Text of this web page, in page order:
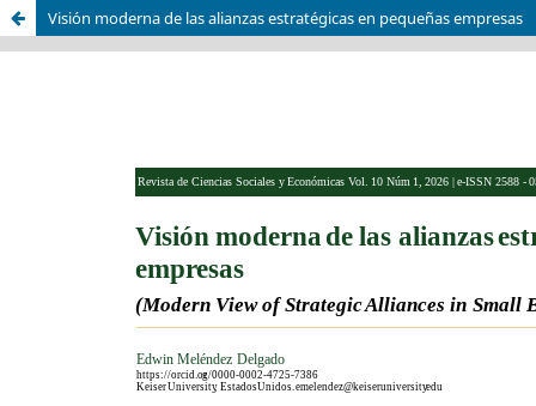
Visión moderna de las alianzas estratégicas en pequeñas empresas